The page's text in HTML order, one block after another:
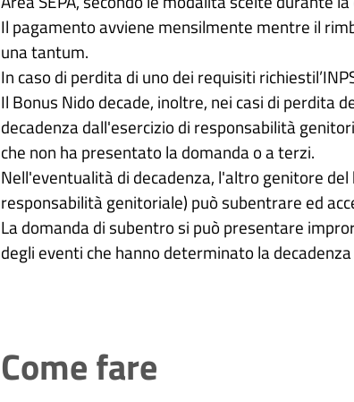
Il pagamento avviene mensilmente mentre il
una tantum.
In caso di perdita di uno dei requisiti
Il Bonus Nido decade, inoltre, nei casi di perdita
decadenza dall'esercizio di responsabilità
che non ha presentato la domanda o a terzi.
Nell'eventualità di decadenza, l'altro genitore
responsabilità genitoriale) può subentrare ed
La domanda di subentro si può presentare
degli eventi che hanno determinato la
Come fare